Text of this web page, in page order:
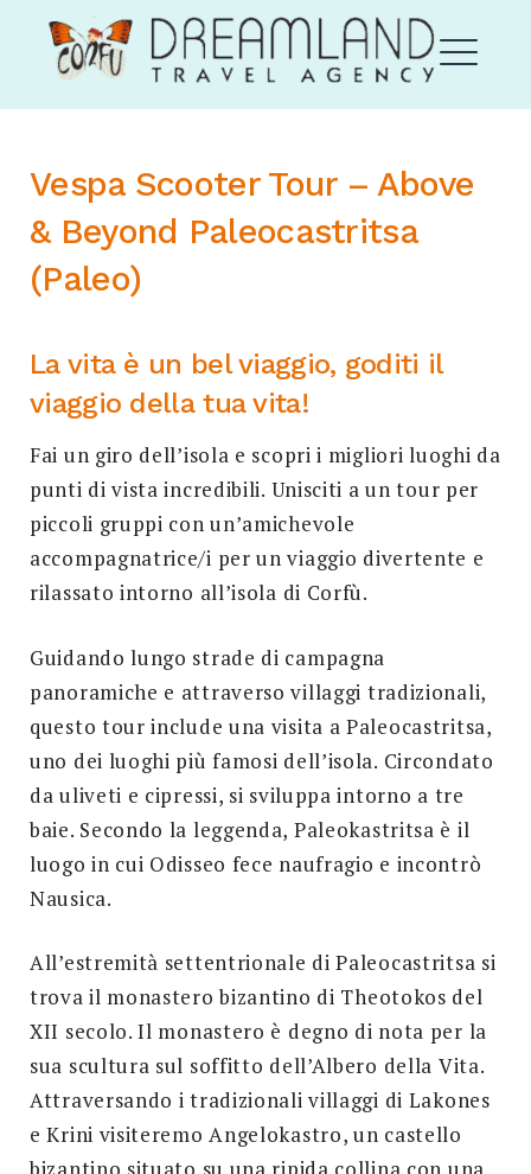
content
Corfu Dream Land
Search
for:
SEARCH
Vespa Scooter Tour – Above
& Beyond Paleocastritsa
(Paleo)
La vita è un bel viaggio, goditi il
viaggio della tua vita!
Fai un giro dell’isola e scopri i migliori luoghi da
punti di vista incredibili. Unisciti a un tour per
piccoli gruppi con un’amichevole
accompagnatrice/i per un viaggio divertente e
rilassato intorno all’isola di Corfù.
Guidando lungo strade di campagna
panoramiche e attraverso villaggi tradizionali,
questo tour include una visita a Paleocastritsa,
uno dei luoghi più famosi dell’isola. Circondato
da uliveti e cipressi, si sviluppa intorno a tre
baie. Secondo la leggenda, Paleokastritsa è il
luogo in cui Odisseo fece naufragio e incontrò
Nausica.
All’estremità settentrionale di Paleocastritsa si
trova il monastero bizantino di Theotokos del
XII secolo. Il monastero è degno di nota per la
sua scultura sul soffitto dell’Albero della Vita.
Attraversando i tradizionali villaggi di Lakones
e Krini visiteremo Angelokastro, un castello